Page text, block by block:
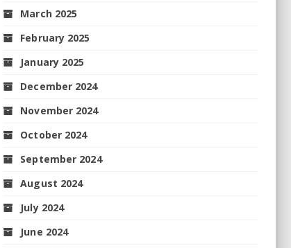
March 2025
February 2025
January 2025
December 2024
November 2024
October 2024
September 2024
August 2024
July 2024
June 2024